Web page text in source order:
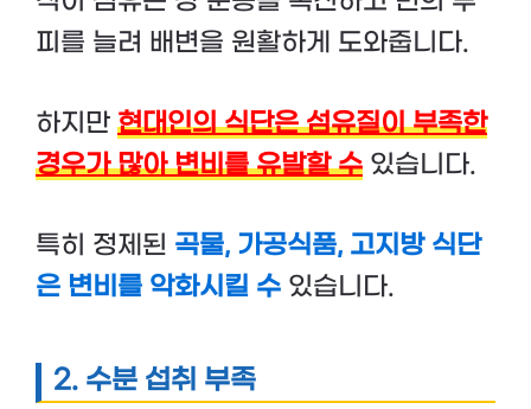
피를 늘려 배변을 원활하게 도와줍니다.
하지만 현대인의 식단은 섬유질이 부족한
경우가 많아 변비를 유발할 수 있습니다.
특히 정제된 곡물, 가공식품, 고지방 식단
은 변비를 악화시킬 수 있습니다.
2. 수분 섭취 부족